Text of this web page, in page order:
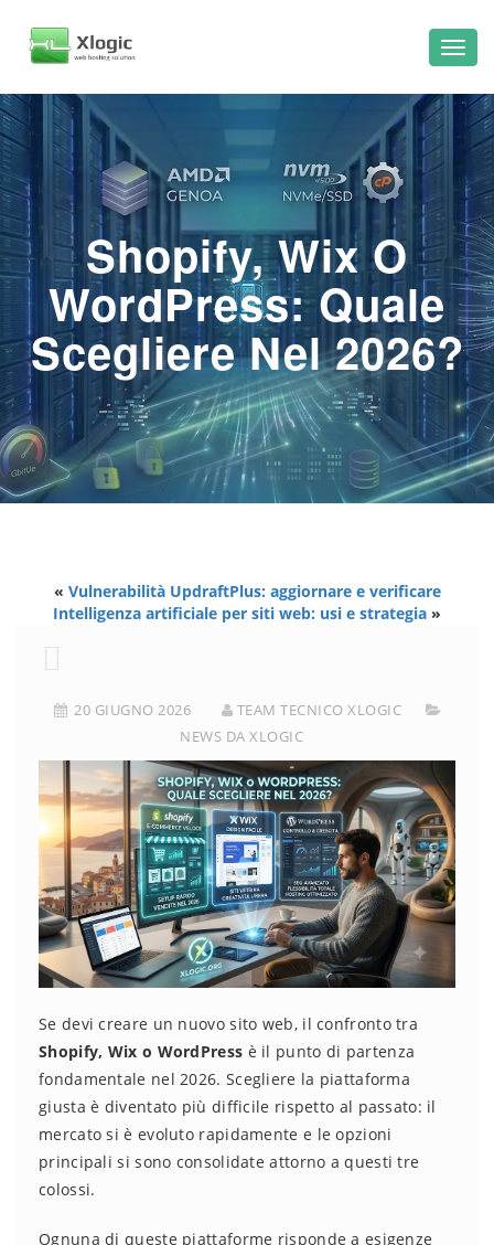
Shopify, Wix O
WordPress: Quale
Scegliere Nel 2026?
« Vulnerabilità UpdraftPlus: aggiornare e verificare
Intelligenza artificiale per siti web: usi e strategia »
20 GIUGNO 2026
TEAM TECNICO XLOGIC
NEWS DA XLOGIC
Se devi creare un nuovo sito web, il confronto tra
Shopify, Wix o WordPress è il punto di partenza
fondamentale nel 2026. Scegliere la piattaforma
giusta è diventato più difficile rispetto al passato: il
mercato si è evoluto rapidamente e le opzioni
principali si sono consolidate attorno a questi tre
colossi.
Ognuna di queste piattaforme risponde a esigenze